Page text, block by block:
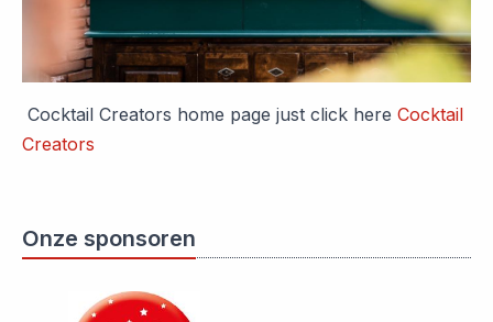
Cocktail Creators home page just click here Cocktail
Creators
Onze sponsoren